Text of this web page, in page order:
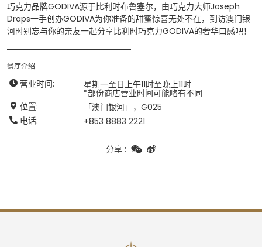
巧克力品牌GODIVA源于比利时布鲁塞尔，由巧克力大师Joseph
Draps一手创办GODIVA为你准备的甜蜜惊喜无处不在，到访澳门银
河时别忘与你的亲友一起分享比利时巧克力GODIVA的奢华口感吧！
餐厅介绍
营业时间: 星期一至日上午11时至晚上11时
*部份商店营业时间可能略有不同
位置:
「澳门银河」，G025
电话: +853 8883 2221
分享 :